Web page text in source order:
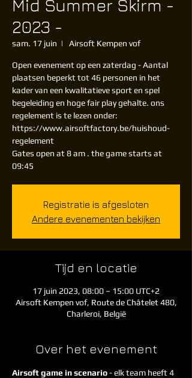
Mid Summer Skirm -
2023 -
sam. 17 juin
  |
Airsoft Kempen vof
Open evenement op een zaterdag - Aantal
plaatsen beperkt tot 46 personen in het
kader van een kwalitatieve sport en spel
begeleiding en hoge fair play gehalte. ons
regelement is te lezen onder:
https://www.airsoftfactory.be/huishoud-
regelement
Gates open at 8 am . the game starts at
09:45
Registratie is afgesloten
Andere evenementen bekijken
Tijd en locatie
17 juin 2023, 08:00 – 15:00 UTC+2
Airsoft Kempen vof, Route de Châtelet 480,
Charleroi, België
Over het evenement
Airsoft game in scenario - elk team heeft 4